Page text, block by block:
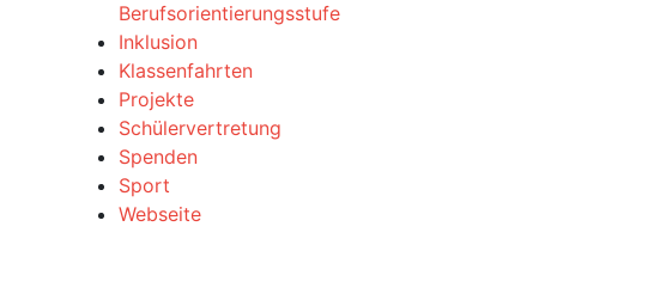
Berufsorientierungsstufe
Inklusion
Klassenfahrten
Projekte
Schülervertretung
Spenden
Sport
Webseite